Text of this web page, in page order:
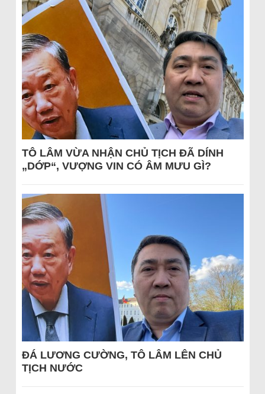
TÔ LÂM VỪA NHẬN CHỦ TỊCH ĐÃ DÍNH
„DỚP“, VƯỢNG VIN CÓ ÂM MƯU GÌ?
ĐÁ LƯƠNG CƯỜNG, TÔ LÂM LÊN CHỦ
TỊCH NƯỚC